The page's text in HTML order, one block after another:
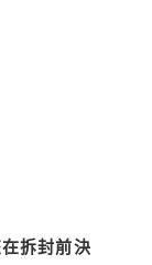
拆封前決